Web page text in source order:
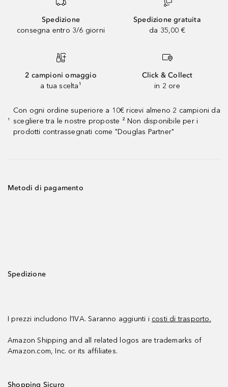
Spedizione
consegna entro 3/6 giorni
Spedizione gratuita
da 35,00 €
2 campioni omaggio
a tua scelta¹
Click & Collect
in 2 ore
¹
Con ogni ordine superiore a 10€ ricevi almeno 2 campioni da
scegliere tra le nostre proposte ² Non disponibile per i
prodotti contrassegnati come "Douglas Partner"
Metodi di pagamento
Spedizione
I prezzi includono l’IVA. Saranno aggiunti i costi di trasporto.
Amazon Shipping and all related logos are trademarks of
Amazon.com, Inc. or its affiliates.
Shopping Sicuro